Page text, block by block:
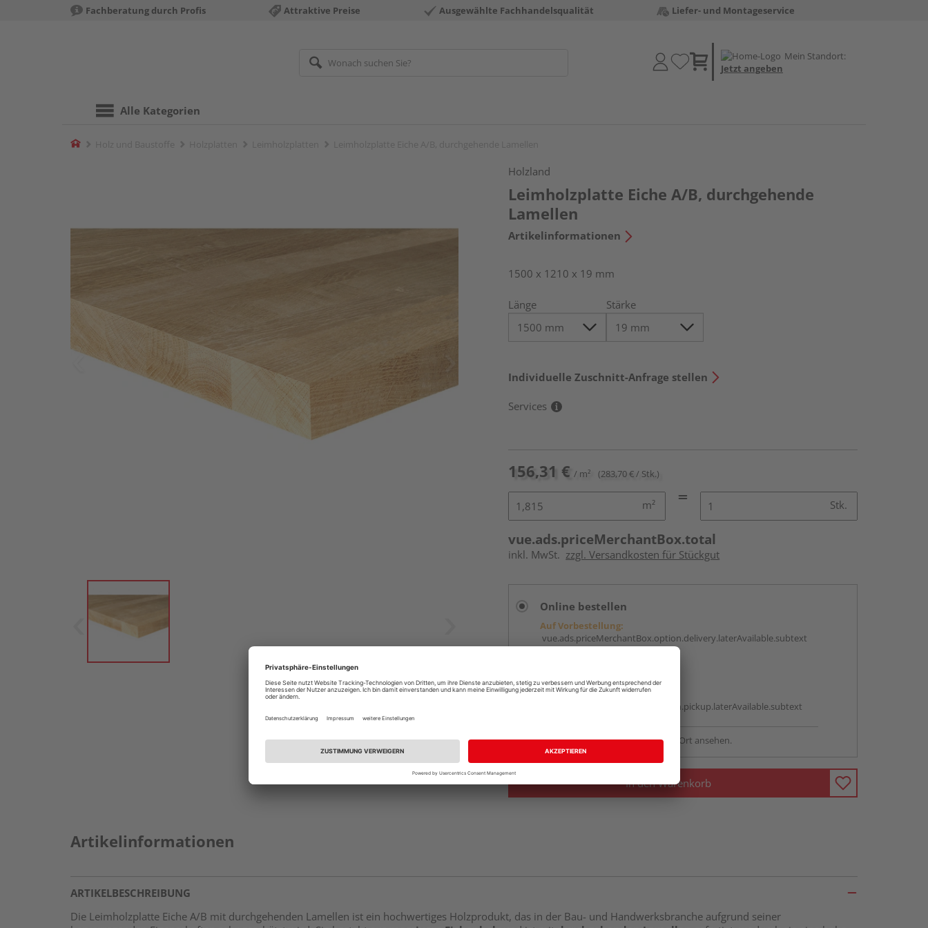
Fachberatung durch Profis Attraktive Preise Ausgewählte Fachhandelsqualität Liefer- und Montageservice
Mein Standort:
Jetzt angeben
Alle Kategorien
Home
Holzland
Leimholzplatte Eiche A/B, durchgehende
Lamellen
Artikelinformationen
1500 x 1210 x 19 mm
Länge Stärke
Individuelle Zuschnitt-Anfrage stellen
Services
156,31 € / m² (283,70 € / Stk.)
m² Stk.
vue.ads.priceMerchantBox.total
inkl. MwSt. zzgl. Versandkosten für Stückgut
Online bestellen
Auf Vorbestellung:
vue.ads.priceMerchantBox.option.delivery.laterAvailable.subtext
Auf Vorbestellung:
vue.ads.priceMerchantBox.option.pickup.laterAvailable.subtext
Verfügbar in der Ausstellung - vor Ort ansehen.
In den Warenkorb
Artikelinformationen
ARTIKELBESCHREIBUNG
Die Leimholzplatte Eiche A/B mit durchgehenden Lamellen ist ein hochwertiges Holzprodukt, das in der Bau- und Handwerksbranche aufgrund seiner